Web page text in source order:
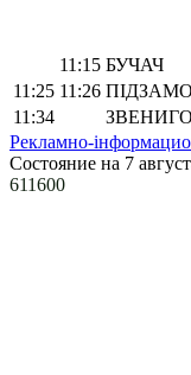
11:15 БУЧАЧ
11:25 11:26
11:34
Рекламно-
Состояние на 7
611600